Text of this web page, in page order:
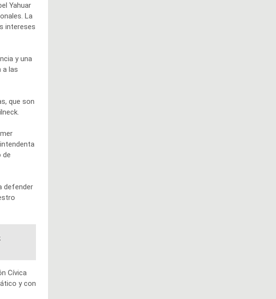
Yahuar
La
intereses
y una
a las
que son
de
defender
Cívica
y con